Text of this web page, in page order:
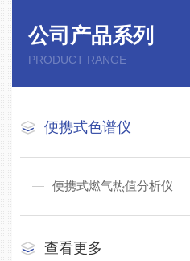
公司产品系列
PRODUCT RANGE
便携式色谱仪
便携式燃气热值分析仪
查看更多